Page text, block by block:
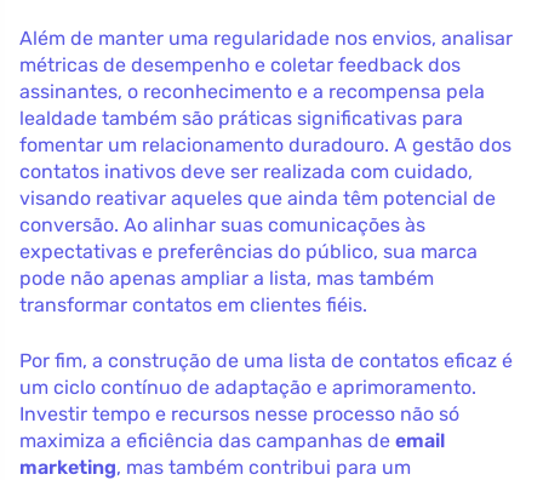
Além de manter uma regularidade nos envios, analisar
métricas de desempenho e coletar feedback dos
assinantes, o reconhecimento e a recompensa pela
lealdade também são práticas significativas para
fomentar um relacionamento duradouro. A gestão dos
contatos inativos deve ser realizada com cuidado,
visando reativar aqueles que ainda têm potencial de
conversão. Ao alinhar suas comunicações às
expectativas e preferências do público, sua marca
pode não apenas ampliar a lista, mas também
transformar contatos em clientes fiéis.
Por fim, a construção de uma lista de contatos eficaz é
um ciclo contínuo de adaptação e aprimoramento.
Investir tempo e recursos nesse processo não só
maximiza a eficiência das campanhas de email
marketing, mas também contribui para um